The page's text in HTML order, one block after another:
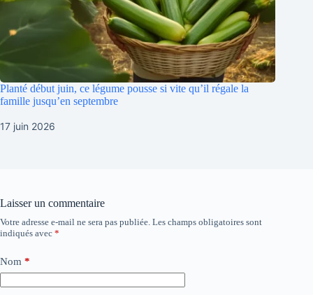
Planté début juin, ce légume pousse si vite qu’il régale la
famille jusqu’en septembre
17 juin 2026
Laisser un commentaire
Votre adresse e-mail ne sera pas publiée. Les champs obligatoires sont
indiqués avec *
Nom *